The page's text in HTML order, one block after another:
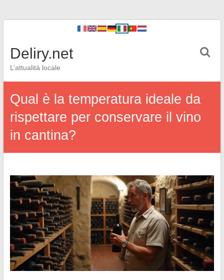
Deliry.net
L’attualità locale
Qual è la temperatura ideale da
rispettare per conservare il vino
in cantina?